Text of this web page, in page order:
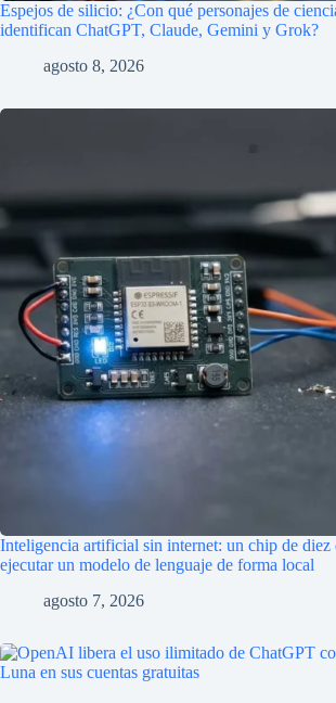
Espejos de silicio: ¿Con qué personajes de
identifican ChatGPT, Claude, Gemini y Grok?
agosto 8, 2026
Inteligencia artificial sin internet: un chip de diez
ejecutar un modelo de lenguaje de forma local
agosto 7, 2026